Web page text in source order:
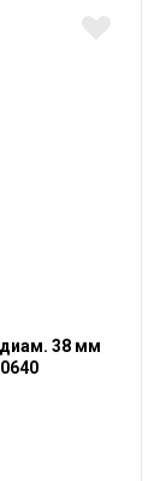
38 мм